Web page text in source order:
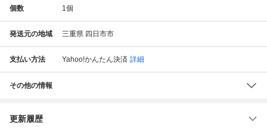
個数 1個
発送元の地域 三重県 四日市市
支払い方法 Yahoo!かんたん決済 詳細
その他の情報
更新履歴